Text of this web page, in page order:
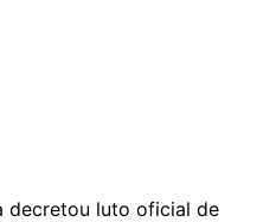
decretou luto oficial de